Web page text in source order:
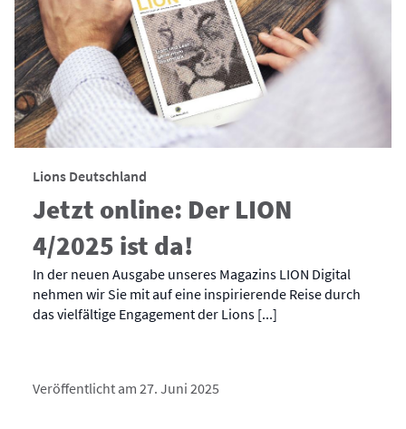
Lions Deutschland
Jetzt online: Der LION
4/2025 ist da!
In der neuen Ausgabe unseres Magazins LION Digital
nehmen wir Sie mit auf eine inspirierende Reise durch
das vielfältige Engagement der Lions [...]
Veröffentlicht am 27. Juni 2025